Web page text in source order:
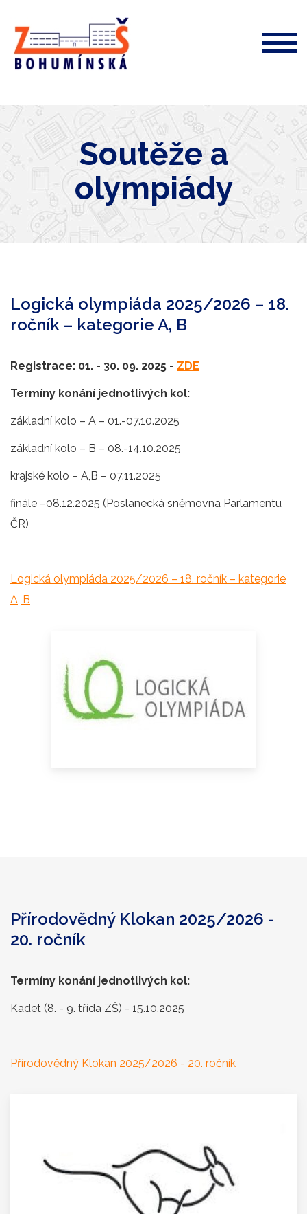
ZŠ
Bohumínská
72
Soutěže a
olympiády
Logická olympiáda 2025/2026 – 18.
ročník – kategorie A, B
Registrace: 01. - 30. 09. 2025 - ZDE
Termíny konání jednotlivých kol:
základní kolo – A – 01.-07.10.2025
základní kolo – B – 08.-14.10.2025
krajské kolo – A,B – 07.11.2025
finále –08.12.2025 (Poslanecká sněmovna Parlamentu
ČR)
Logická olympiáda 2025/2026 – 18. ročník – kategorie
A, B
Přírodovědný Klokan 2025/2026 -
20. ročník
Termíny konání jednotlivých kol:
Kadet (8. - 9. třída ZŠ) - 15.10.2025
Přírodovědný Klokan 2025/2026 - 20. ročník